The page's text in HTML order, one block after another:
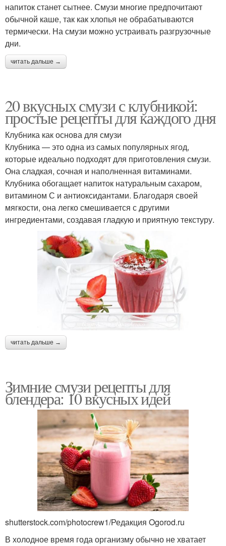
напиток станет сытнее. Смузи многие предпочитают
обычной каше, так как хлопья не обрабатываются
термически. На смузи можно устраивать разгрузочные
дни.
читать дальше →
20 вкусных смузи с клубникой:
простые рецепты для каждого дня
Клубника как основа для смузи
Клубника — это одна из самых популярных ягод,
которые идеально подходят для приготовления смузи.
Она сладкая, сочная и наполненная витаминами.
Клубника обогащает напиток натуральным сахаром,
витамином С и антиоксидантами. Благодаря своей
мягкости, она легко смешивается с другими
ингредиентами, создавая гладкую и приятную текстуру.
читать дальше →
Зимние смузи рецепты для
блендера: 10 вкусных идей
shutterstock.com/photocrew1/Редакция Ogorod.ru
В холодное время года организму обычно не хватает